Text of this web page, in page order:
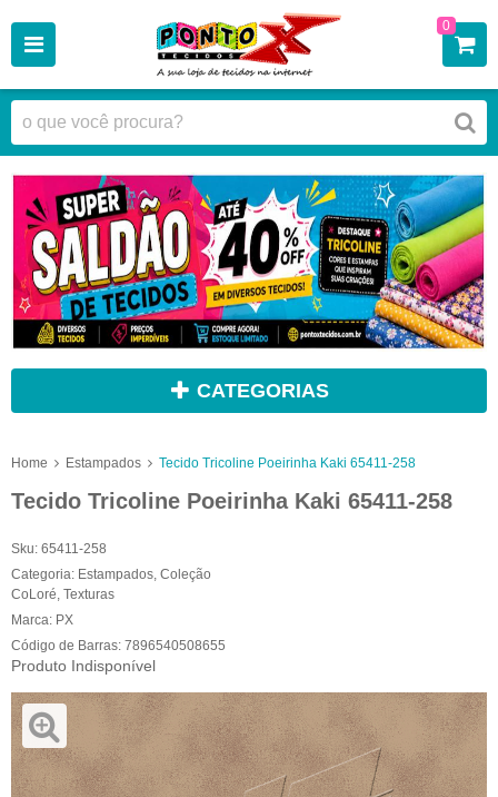
0
CATEGORIAS
Home Estampados Tecido Tricoline Poeirinha Kaki 65411-258
Tecido Tricoline Poeirinha Kaki 65411-258
Sku: 65411-258
Categoria: Estampados, Coleção
CoLoré, Texturas
Marca: PX
Código de Barras: 7896540508655
Produto Indisponível